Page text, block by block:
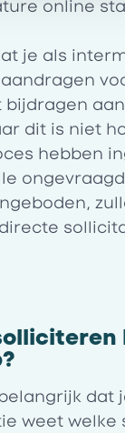
online
je als
dit is niet
hebben
dat
weet welke